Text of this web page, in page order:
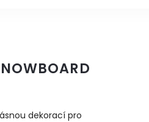
dekorací pro